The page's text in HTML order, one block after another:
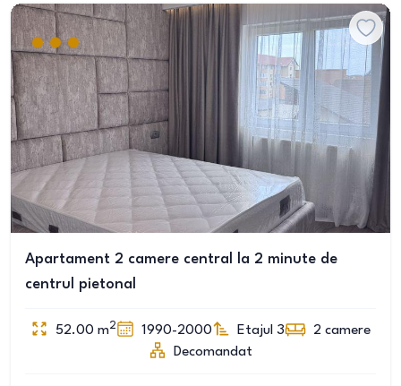
Apartament 2 camere central la 2 minute de
centrul pietonal
52.00 m2 1990-2000 Etajul 3 2 camere
Decomandat